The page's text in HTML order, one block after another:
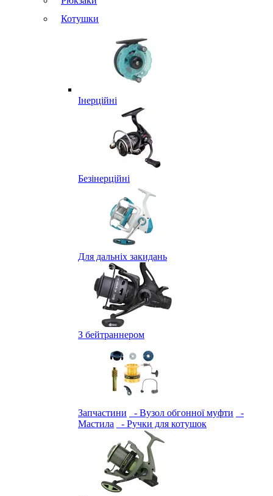
Котушки
Інерційні
Безінерційні
Для дальніх закидань
З бейтраннером
Запчастини - Вузол обгонної муфти
-
Мастила
- Ручки для котушок